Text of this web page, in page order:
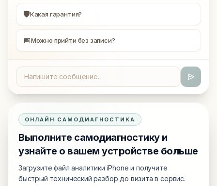
🛡Какая гарантия?
📅Можно прийти без записи?
ОНЛАЙН САМОДИАГНОСТИКА
Выполните самодиагностику и
узнайте о вашем устройстве больше
Загрузите файл аналитики iPhone и получите
быстрый технический разбор до визита в сервис.